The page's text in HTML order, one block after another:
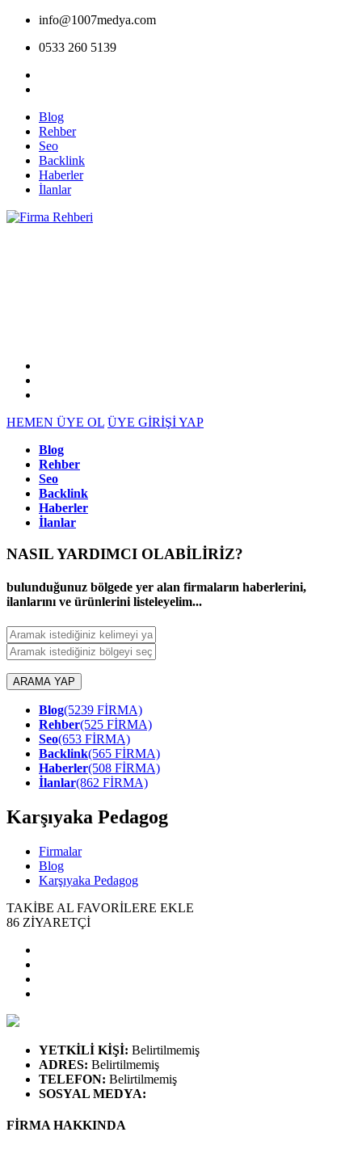
info@1007medya.com
0533 260 5139
Blog
Rehber
Seo
Backlink
Haberler
İlanlar
HEMEN ÜYE OL ÜYE GİRİŞİ YAP
Blog
Rehber
Seo
Backlink
Haberler
İlanlar
NASIL YARDIMCI OLABİLİRİZ?
bulunduğunuz bölgede yer alan firmaların haberlerini,
ilanlarını ve ürünlerini listeleyelim...
ARAMA YAP
Blog(5239 FİRMA)
Rehber(525 FİRMA)
Seo(653 FİRMA)
Backlink(565 FİRMA)
Haberler(508 FİRMA)
İlanlar(862 FİRMA)
Karşıyaka Pedagog
Firmalar
Blog
Karşıyaka Pedagog
TAKİBE AL FAVORİLERE EKLE
86 ZİYARETÇİ
YETKİLİ KİŞİ: Belirtilmemiş
ADRES: Belirtilmemiş
TELEFON: Belirtilmemiş
SOSYAL MEDYA:
FİRMA HAKKINDA